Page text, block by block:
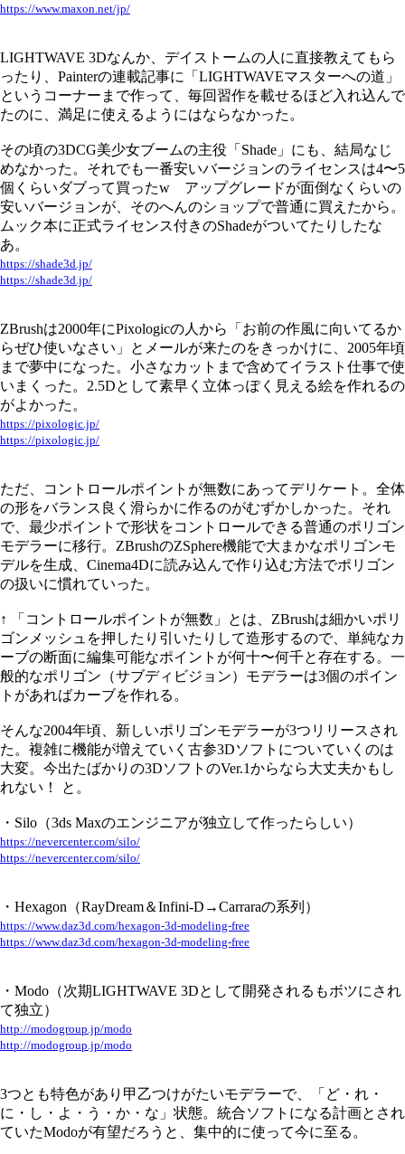
https://www.maxon.net/jp/
LIGHTWAVE 3Dなんか、デイストームの人に直接教えてもら
ったり、Painterの連載記事に「LIGHTWAVEマスターへの道」
というコーナーまで作って、毎回習作を載せるほど入れ込んで
たのに、満足に使えるようにはならなかった。
その頃の3DCG美少女ブームの主役「Shade」にも、結局なじ
めなかった。それでも一番安いバージョンのライセンスは4〜5
個くらいダブって買ったw アップグレードが面倒なくらいの
安いバージョンが、そのへんのショップで普通に買えたから。
ムック本に正式ライセンス付きのShadeがついてたりしたな
あ。
https://shade3d.jp/
https://shade3d.jp/
ZBrushは2000年にPixologicの人から「お前の作風に向いてるか
らぜひ使いなさい」とメールが来たのをきっかけに、2005年頃
まで夢中になった。小さなカットまで含めてイラスト仕事で使
いまくった。2.5Dとして素早く立体っぽく見える絵を作れるの
がよかった。
https://pixologic.jp/
https://pixologic.jp/
ただ、コントロールポイントが無数にあってデリケート。全体
の形をバランス良く滑らかに作るのがむずかしかった。それ
で、最少ポイントで形状をコントロールできる普通のポリゴン
モデラーに移行。ZBrushのZSphere機能で大まかなポリゴンモ
デルを生成、Cinema4Dに読み込んで作り込む方法でポリゴン
の扱いに慣れていった。
↑ 「コントロールポイントが無数」とは、ZBrushは細かいポリ
ゴンメッシュを押したり引いたりして造形するので、単純なカ
ーブの断面に編集可能なポイントが何十〜何千と存在する。一
般的なポリゴン（サブディビジョン）モデラーは3個のポイン
トがあればカーブを作れる。
そんな2004年頃、新しいポリゴンモデラーが3つリリースされ
た。複雑に機能が増えていく古参3Dソフトについていくのは
大変。今出たばかりの3DソフトのVer.1からなら大丈夫かもし
れない！ と。
・Silo（3ds Maxのエンジニアが独立して作ったらしい）
https://nevercenter.com/silo/
https://nevercenter.com/silo/
・Hexagon（RayDream＆Infini-D→Carraraの系列）
https://www.daz3d.com/hexagon-3d-modeling-free
https://www.daz3d.com/hexagon-3d-modeling-free
・Modo（次期LIGHTWAVE 3Dとして開発されるもボツにされ
て独立）
http://modogroup.jp/modo
http://modogroup.jp/modo
3つとも特色があり甲乙つけがたいモデラーで、「ど・れ・
に・し・よ・う・か・な」状態。統合ソフトになる計画とされ
ていたModoが有望だろうと、集中的に使って今に至る。